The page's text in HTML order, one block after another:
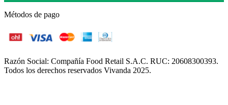
Métodos de pago
Razón Social: Compañía Food Retail S.A.C. RUC: 20608300393.
Todos los derechos reservados Vivanda 2025.